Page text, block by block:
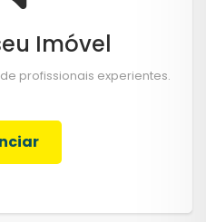
Imóvel
profissionais experientes.